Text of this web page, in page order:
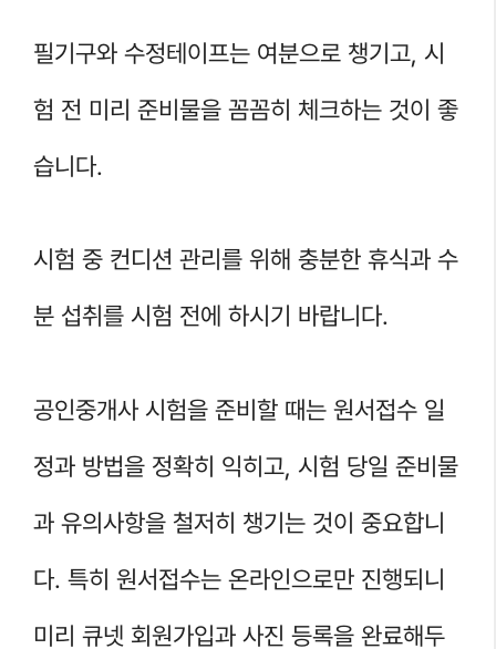
필기구와 수정테이프는 여분으로 챙기고, 시
험 전 미리 준비물을 꼼꼼히 체크하는 것이 좋
습니다.
시험 중 컨디션 관리를 위해 충분한 휴식과 수
분 섭취를 시험 전에 하시기 바랍니다.
공인중개사 시험을 준비할 때는 원서접수 일
정과 방법을 정확히 익히고, 시험 당일 준비물
과 유의사항을 철저히 챙기는 것이 중요합니
다. 특히 원서접수는 온라인으로만 진행되니
미리 큐넷 회원가입과 사진 등록을 완료해두